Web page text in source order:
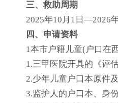
三、救助周期
2025年10月1日—2026
四、申请资料
1本市户籍儿童(户口在
1.三甲医院开具的《评
2.少年儿童户口本原件
3.监护人的户口本、身